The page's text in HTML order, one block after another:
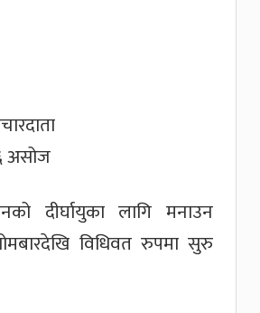
असोज
दीर्घायुका लागि मनाउन
विधिवत रुपमा सुरु